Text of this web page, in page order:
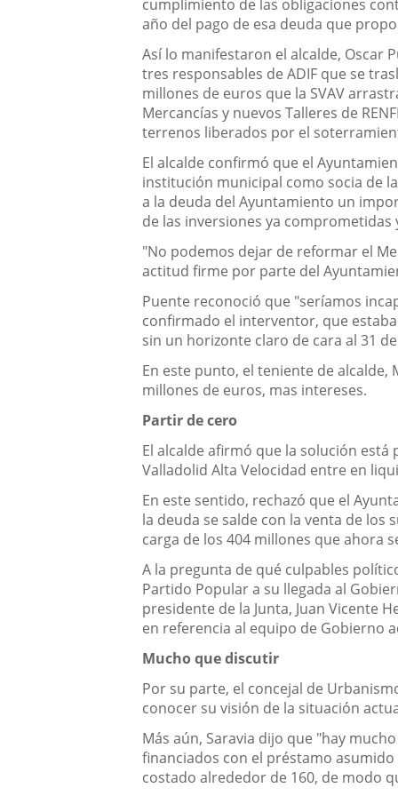
cumplimiento de las obligaciones
año del pago de esa deuda que
Así lo manifestaron el alcalde, Oscar
tres responsables de ADIF que se
millones de euros que la SVAV
Mercancías y nuevos Talleres de
terrenos liberados por el
El alcalde confirmó que el
institución municipal como socia de
a la deuda del Ayuntamiento un
de las inversiones ya comprometidas
"No podemos dejar de reformar el
actitud firme por parte del
Puente reconoció que "seríamos
confirmado el interventor, que
sin un horizonte claro de cara al 31
En este punto, el teniente de alcalde,
millones de euros, mas intereses.
Partir de cero
El alcalde afirmó que la solución
Valladolid Alta Velocidad entre en
En este sentido, rechazó que el
la deuda se salde con la venta de los
carga de los 404 millones que ahora
A la pregunta de qué culpables
Partido Popular a su llegada al
presidente de la Junta, Juan Vicente
en referencia al equipo de Gobierno
Mucho que discutir
Por su parte, el concejal de
conocer su visión de la situación
Más aún, Saravia dijo que "hay
financiados con el préstamo
costado alrededor de 160, de modo